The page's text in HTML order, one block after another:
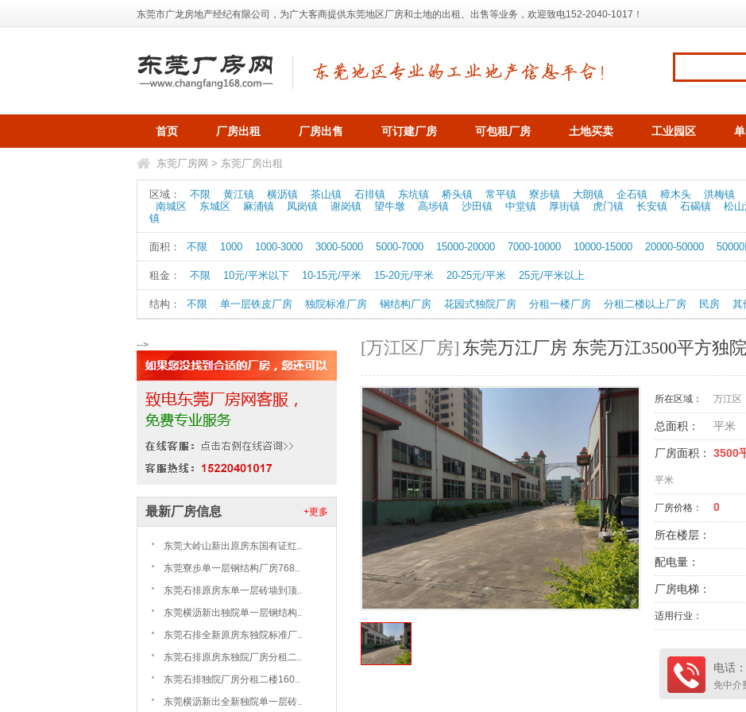
东莞市广龙房地产经纪有限公司，为广大客商提供东莞地区厂房和土地的出租、出售等业务，欢迎致电152-2040-1017！
首页 厂房出租 厂房出售 可订建厂房 可包租厂房 土地买卖 工业园区
东莞厂房网 > 东莞厂房出租
区域： 不限 黄江镇 横沥镇 茶山镇 石排镇 东坑镇 桥头镇 常平镇 寮步镇 大朗镇 企石镇 樟木头 洪梅镇
南城区
东城区 麻涌镇 凤岗镇 谢岗镇 望牛墩 高埗镇 沙田镇 中堂镇 厚街镇 虎门镇 长安镇 石碣镇 松山
镇
面积： 不限 1000 1000-3000 3000-5000 5000-7000 15000-20000 7000-10000 10000-15000 20000-50000
租金： 不限 10元/平米以下 10-15元/平米 15-20元/平米 20-25元/平米 25元/平米以上
结构： 不限 单一层铁皮厂房 独院标准厂房 钢结构厂房 花园式独院厂房 分租一楼厂房 分租二楼以上厂房 民房 其
-->
+更多
最新厂房信息
东莞大岭山新出原房东国有证红..
东莞寮步单一层钢结构厂房768..
东莞石排原房东单一层砖墙到顶..
东莞横沥新出独院单一层钢结构..
东莞石排全新原房东独院标准厂..
东莞石排原房东独院厂房分租二..
东莞石排独院厂房分租二楼160..
东莞横沥新出全新独院单一层砖..
[万江区厂房] 东莞万江厂房 东莞万江3500平方独
所在区域： 万江区
总面积： 平米
厂房面积： 3500
平米
厂房价格： 0
所在楼层：
配电量：
厂房电梯：
适用行业：
电话：
免中介